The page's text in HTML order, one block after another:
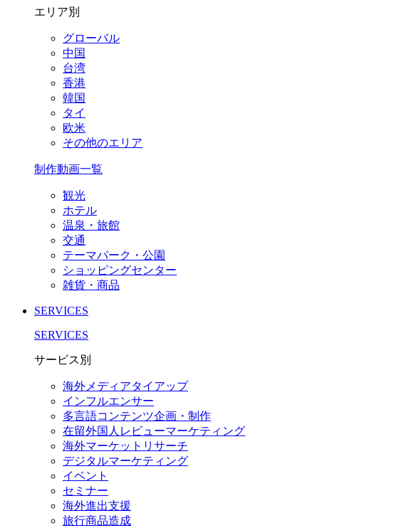
エリア別
グローバル
中国
台湾
香港
韓国
タイ
欧米
その他のエリア
制作動画一覧
観光
ホテル
温泉・旅館
交通
テーマパーク・公園
ショッピングセンター
雑貨・商品
SERVICES
SERVICES
サービス別
海外メディアタイアップ
インフルエンサー
多言語コンテンツ企画・制作
在留外国⼈レビューマーケティング
海外マーケットリサーチ
デジタルマーケティング
イベント
セミナー
海外進出支援
旅行商品造成